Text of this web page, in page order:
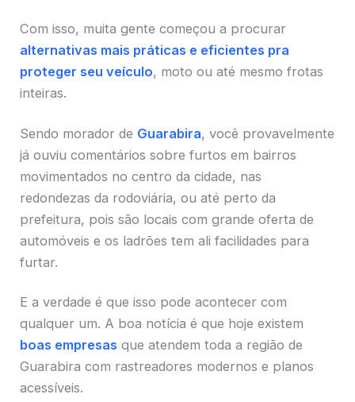
Com isso, muita gente começou a procurar
alternativas mais práticas e eficientes pra
proteger seu veículo, moto ou até mesmo frotas
inteiras.
Sendo morador de Guarabira, você provavelmente
já ouviu comentários sobre furtos em bairros
movimentados no centro da cidade, nas
redondezas da rodoviária, ou até perto da
prefeitura, pois são locais com grande oferta de
automóveis e os ladrões tem ali facilidades para
furtar.
E a verdade é que isso pode acontecer com
qualquer um. A boa notícia é que hoje existem
boas empresas que atendem toda a região de
Guarabira com rastreadores modernos e planos
acessíveis.